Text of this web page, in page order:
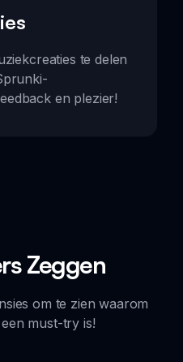
te delen
en plezier!
Zeggen
om te zien waarom
must-try is!